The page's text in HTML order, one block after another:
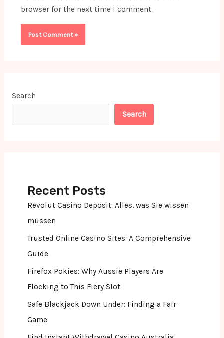
browser for the next time I comment.
Search
Search
Recent Posts
Revolut Casino Deposit: Alles, was Sie wissen
müssen
Trusted Online Casino Sites: A Comprehensive
Guide
Firefox Pokies: Why Aussie Players Are
Flocking to This Fiery Slot
Safe Blackjack Down Under: Finding a Fair
Game